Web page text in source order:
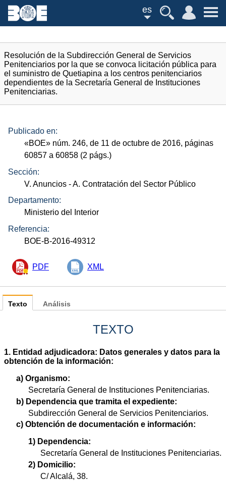
es
Resolución de la Subdirección General de Servicios
Penitenciarios por la que se convoca licitación pública para
el suministro de Quetiapina a los centros penitenciarios
dependientes de la Secretaría General de Instituciones
Penitenciarias.
Publicado en:
«BOE» núm. 246, de 11 de octubre de 2016, páginas
60857 a 60858 (2 págs.)
Sección:
V. Anuncios - A. Contratación del Sector Público
Departamento:
Ministerio del Interior
Referencia:
BOE-B-2016-49312
PDF XML
Texto
TEXTO
1. Entidad adjudicadora: Datos generales y datos para la
obtención de la información:
a) Organismo:
Secretaría General de Instituciones Penitenciarias.
b) Dependencia que tramita el expediente:
Subdirección General de Servicios Penitenciarios.
c) Obtención de documentación e información:
1) Dependencia:
Secretaría General de Instituciones Penitenciarias.
2) Domicilio:
C/ Alcalá, 38.
Análisis